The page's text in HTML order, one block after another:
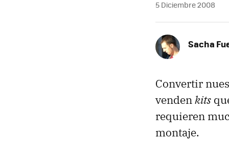
5 Diciembre 2008
Sacha
Convertir
vendenkits
requieren
montaje.